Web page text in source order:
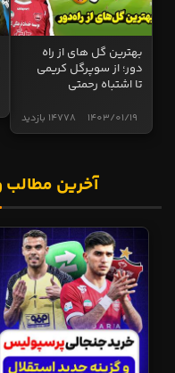
بهترین گل های از راه
دور؛ از سوپرگل کریمی
تا اشتباه رحمتی
14778 بازدید 1403/01/19
آخرین مطالب